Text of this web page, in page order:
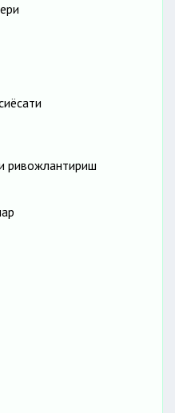
ривожлантириш